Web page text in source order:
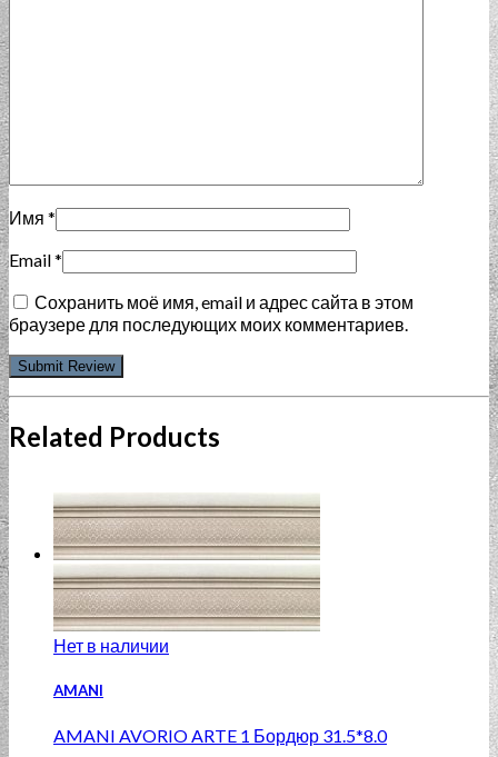
Имя *
Email*
Сохранить моё имя, email и адрес сайта в этом
браузере для последующих моих комментариев.
Related Products
Нет в наличии
AMANI
AMANI AVORIO ARTE 1 Бордюр 31.5*8.0